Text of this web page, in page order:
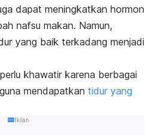
dapat meningkatkan hormon
nafsu makan. Namun,
yang baik terkadang menjadi
khawatir karena berbagai
mendapatkan tidur yang
Iklan